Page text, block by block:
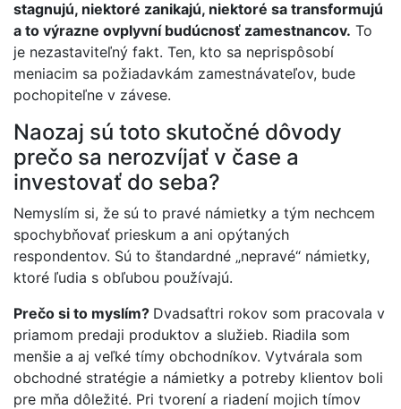
stagnujú, niektoré zanikajú, niektoré sa transformujú
a to výrazne ovplyvní budúcnosť zamestnancov. To
je nezastaviteľný fakt. Ten, kto sa neprispôsobí
meniacim sa požiadavkám zamestnávateľov, bude
pochopiteľne v závese.
Naozaj sú toto skutočné dôvody
prečo sa nerozvíjať v čase a
investovať do seba?
Nemyslím si, že sú to pravé námietky a tým nechcem
spochybňovať prieskum a ani opýtaných
respondentov. Sú to štandardné „nepravé“ námietky,
ktoré ľudia s obľubou používajú.
Prečo si to myslím? Dvadsaťtri rokov som pracovala v
priamom predaji produktov a služieb. Riadila som
menšie a aj veľké tímy obchodníkov. Vytvárala som
obchodné stratégie a námietky a potreby klientov boli
pre mňa dôležité. Pri tvorení a riadení mojich tímov